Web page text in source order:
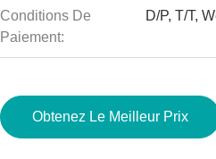
Conditions De
Paiement:
D/P, T/T,
Obtenez Le Meilleur Prix